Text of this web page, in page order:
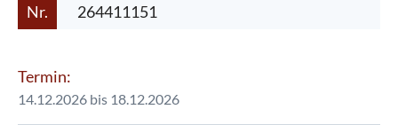
Nr. 264411151
Termin:
14.12.2026 bis 18.12.2026